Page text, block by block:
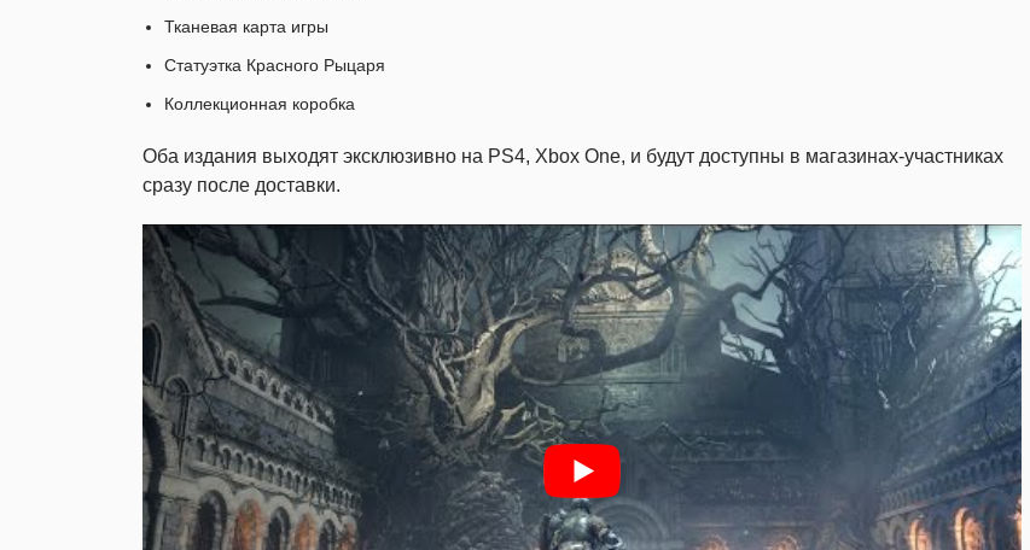
Тканевая карта игры
Статуэтка Красного Рыцаря
Коллекционная коробка
Оба издания выходят эксклюзивно на PS4, Xbox One, и будут доступны в магазинах-участниках
сразу после доставки.